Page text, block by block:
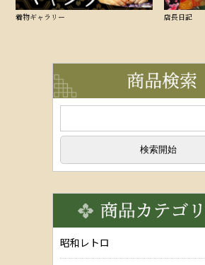
着物ギャラリー 店長日記
昭和レトロ